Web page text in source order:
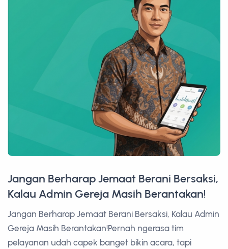
Jangan Berharap Jemaat Berani Bersaksi,
Kalau Admin Gereja Masih Berantakan!
Jangan Berharap Jemaat Berani Bersaksi, Kalau Admin
Gereja Masih Berantakan!Pernah ngerasa tim
pelayanan udah capek banget bikin acara, tapi